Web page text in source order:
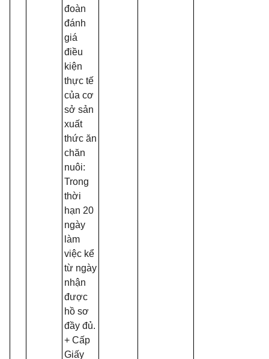
đoàn
đánh
giá
điều
kiện
thực tế
của cơ
sở sản
xuất
thức ăn
chăn
nuôi:
Trong
thời
hạn 20
ngày
làm
việc kể
từ ngày
nhận
được
hồ sơ
đầy đủ.
+ Cấp
Giấy